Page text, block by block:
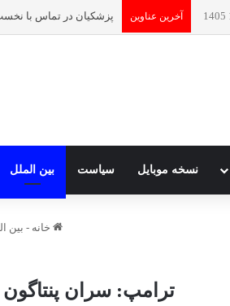
آخرین عناوین
نسخه موبایل سیاست بین الملل
خانه - بین
ترامپ: سران